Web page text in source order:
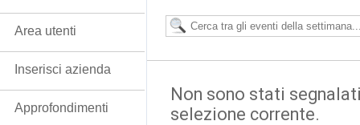
Non sono stati
selezione corrente.
Area utenti
Inserisci azienda
Approfondimenti